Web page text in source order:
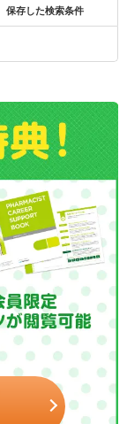
保存した検索条件